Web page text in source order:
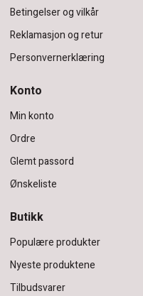
Betingelser og vilkår
Reklamasjon og retur
Personvernerklæring
Konto
Min konto
Ordre
Glemt passord
Ønskeliste
Butikk
Populære produkter
Nyeste produktene
Tilbudsvarer